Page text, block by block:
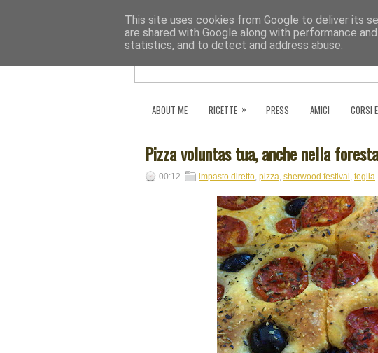
ABOUT ME RICETTE » PRESS AMICI CORSI
Pizza voluntas tua, anche nella
00:12 impasto diretto, pizza, sherwood festival , teglia
This site uses cookies from Google to deliver its
are shared with Google along with performance
statistics, and to detect and address abuse.